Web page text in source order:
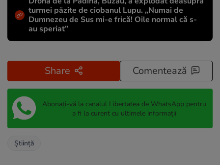
turmei păzite de ciobanul Lupu. „Numai de
Dumnezeu de Sus mi-e frică! Oile normal că s-
au speriat”
Share Comentează
Abonați-vă la canalul Libertatea de WhatsApp pentru
a fi la curent cu ultimele informații
Știință